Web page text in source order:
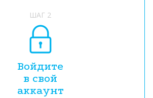
ШАГ 2
Войдите
в свой
аккаунт